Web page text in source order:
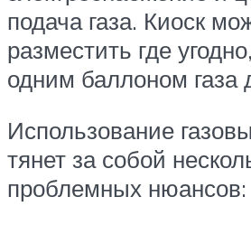
подача газа. Киоск
разместить где
одним баллоном газа
Использование
тянет за собой
проблемных нюансов: